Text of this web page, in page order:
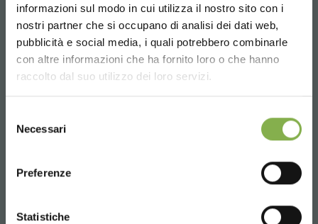
informazioni sul modo in cui utilizza il nostro sito con i
nostri partner che si occupano di analisi dei dati web,
pubblicità e social media, i quali potrebbero combinarle
con altre informazioni che ha fornito loro o che hanno
raccolto dal suo utilizzo dei loro servizi.
delNecessari
Preferenze
Statistiche
Expositor de pared doble con 6
bandejas
Choose the country you are in and your
language for a better browsing experience
Un pequeño detalle para ti...
5 % de descuentoen tu primer pedido *
2 % de descuento siempreen todas tus
compras futuras *
15.000 €
(selecciona la opción Newsletter durante el